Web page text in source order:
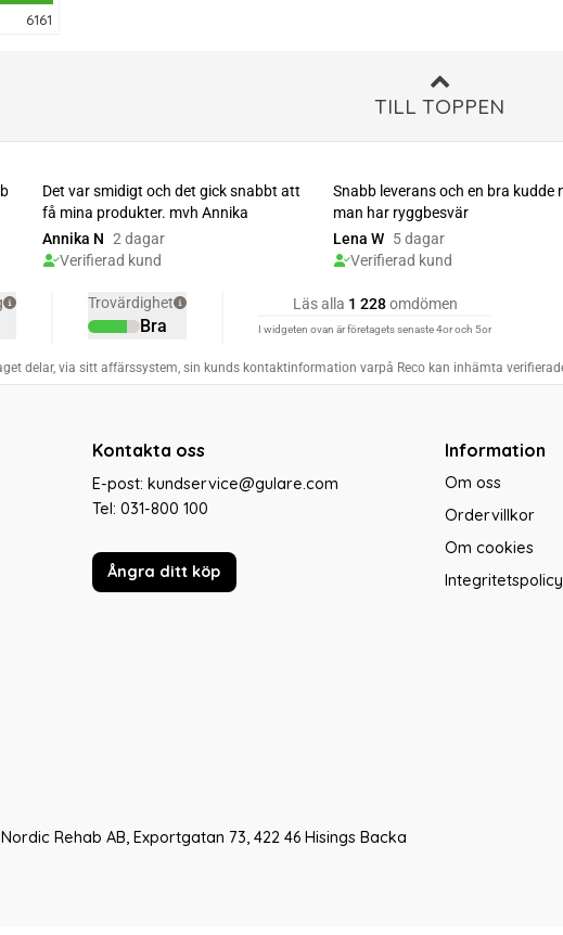
6161
TILL TOPPEN
Kontakta oss
E-post: kundservice@gulare.com
Tel: 031-800 100
Ångra ditt köp
Information
Om oss
Ordervillkor
Om cookies
Integritetspolicy
Nordic Rehab AB, Exportgatan 73, 422 46 Hisings Backa